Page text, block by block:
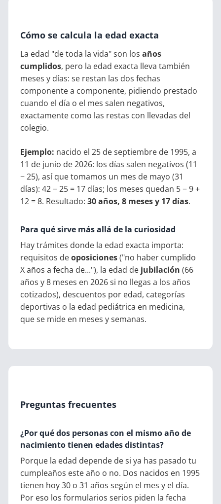
Cómo se calcula la edad exacta
La edad "de toda la vida" son los años
cumplidos, pero la edad exacta lleva también
meses y días: se restan las dos fechas
componente a componente, pidiendo prestado
cuando el día o el mes salen negativos,
exactamente como las restas con llevadas del
colegio.
Ejemplo: nacido el 25 de septiembre de 1995, a
11 de junio de 2026: los días salen negativos (11
− 25), así que tomamos un mes de mayo (31
días): 42 − 25 = 17 días; los meses quedan 5 − 9 +
12 = 8. Resultado: 30 años, 8 meses y 17 días.
Para qué sirve más allá de la curiosidad
Hay trámites donde la edad exacta importa:
requisitos deoposiciones("no haber cumplido
X años a fecha de..."), la edad de jubilación (66
años y 8 meses en 2026 si no llegas a los años
cotizados), descuentos por edad, categorías
deportivas o la edad pediátrica en medicina,
que se mide en meses y semanas.
Preguntas frecuentes
¿Por qué dos personas con el mismo año de
nacimiento tienen edades distintas?
Porque la edad depende de si ya has pasado tu
cumpleaños este año o no. Dos nacidos en 1995
tienen hoy 30 o 31 años según el mes y el día.
Por eso los formularios serios piden la fecha